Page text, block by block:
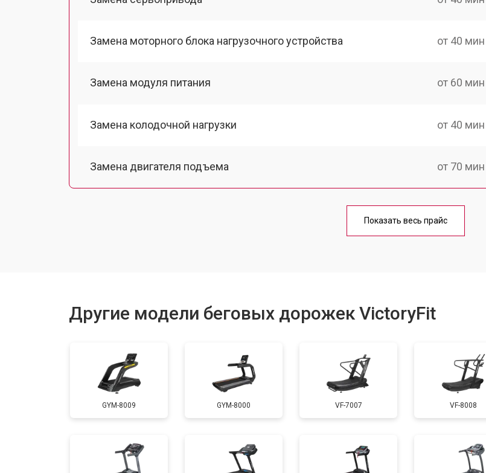
Замена моторного блока нагрузочного устройства от 40 мин
Замена модуля питания от 60 мин
Замена колодочной нагрузки от 40 мин
Замена двигателя подъема от 70 мин
от 40 мин
Замена основного двигателя от 50 мин
Обслуживание от 60 мин
Замена платы управления от 40 мин
Показать весь прайс
Другие модели беговых дорожек VictoryFit
GYM-8009 GYM-8000 VF-7007 VF-8008